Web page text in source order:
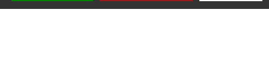
Oise mobilité